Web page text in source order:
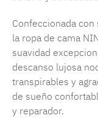
Confeccionada
la ropa de cama
suavidad
descanso lujosa
transpirables y
de sueño
y reparador.